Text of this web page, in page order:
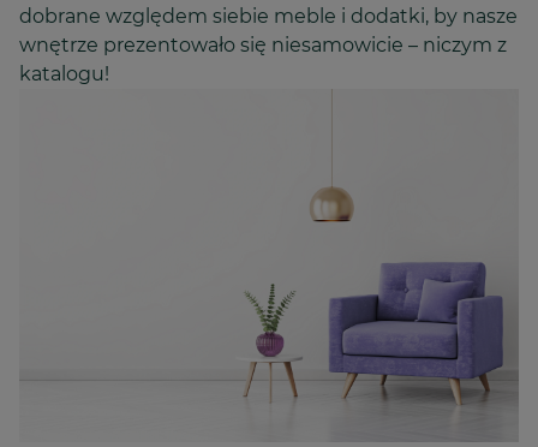
dobrane względem siebie meble i dodatki, by nasze
wnętrze prezentowało się niesamowicie – niczym z
katalogu!